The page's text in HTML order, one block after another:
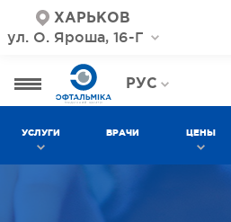
ХАРЬКОВ
ул. О. Яроша, 16-Г
РУС
УКР
УСЛУГИ ВРАЧИ ЦЕНЫ